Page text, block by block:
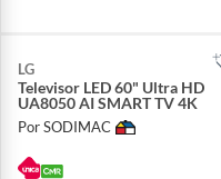
LG
Televisor LED 60" Ultra HD
UA8050 AI SMART TV 4K
Por SODIMAC